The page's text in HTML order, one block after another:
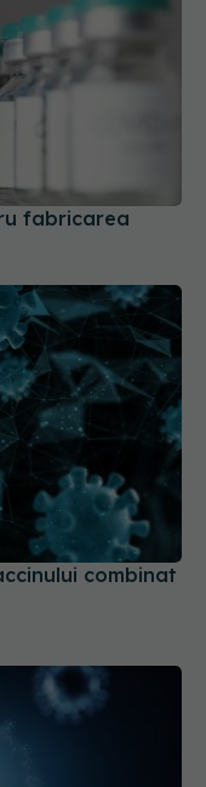
fabricarea
combinat